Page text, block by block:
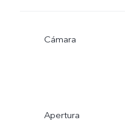
Cámara
Apertura